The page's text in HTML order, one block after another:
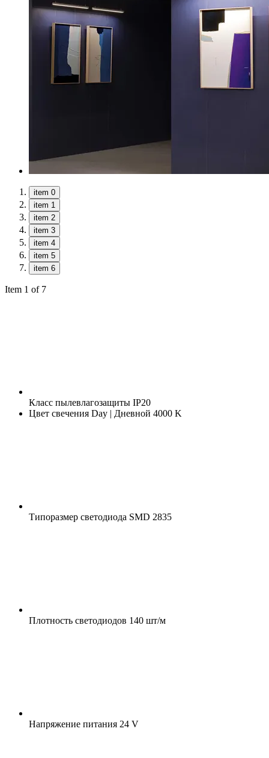
item 0
item 1
item 2
item 3
item 4
item 5
item 6
Item 1 of 7
Класс пылевлагозащиты IP20
Цвет свечения Day | Дневной 4000 K
Типоразмер светодиода SMD 2835
Плотность светодиодов 140 шт/м
Напряжение питания 24 V